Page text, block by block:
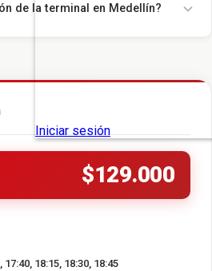
de la terminal en Medellín?
$129.000
17:40, 18:15, 18:30, 18:45